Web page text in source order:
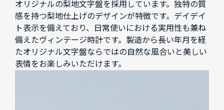
オリジナルの梨地文字盤を採用しています。独特の質
感を持つ梨地仕上げのデザインが特徴です。デイデイ
ト表示を備えており、日常使いにおける実用性も兼ね
備えたヴィンテージ時計です。製造から長い年月を経
たオリジナル文字盤ならではの自然な風合いと美しい
表情をお楽しみいただけます。